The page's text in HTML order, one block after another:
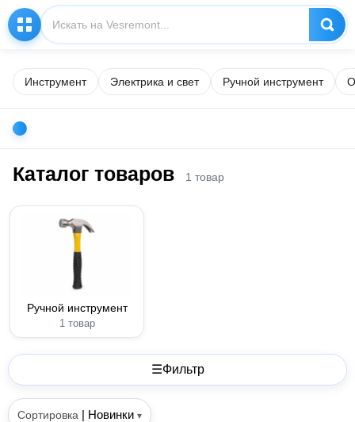
Инструмент Электрика и свет Ручной инструмент
Каталог товаров 1 товар
Ручной инструмент
1 товар
☰Фильтр
Сортировка | Новинки ▾